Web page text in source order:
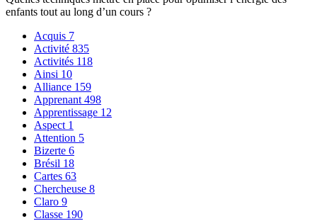
enfants tout au long d’un cours ?
Acquis 7
Activité 835
Activités 118
Ainsi 10
Alliance 159
Apprenant 498
Apprentissage 12
Aspect 1
Attention 5
Bizerte 6
Brésil 18
Cartes 63
Chercheuse 8
Claro 9
Classe 190